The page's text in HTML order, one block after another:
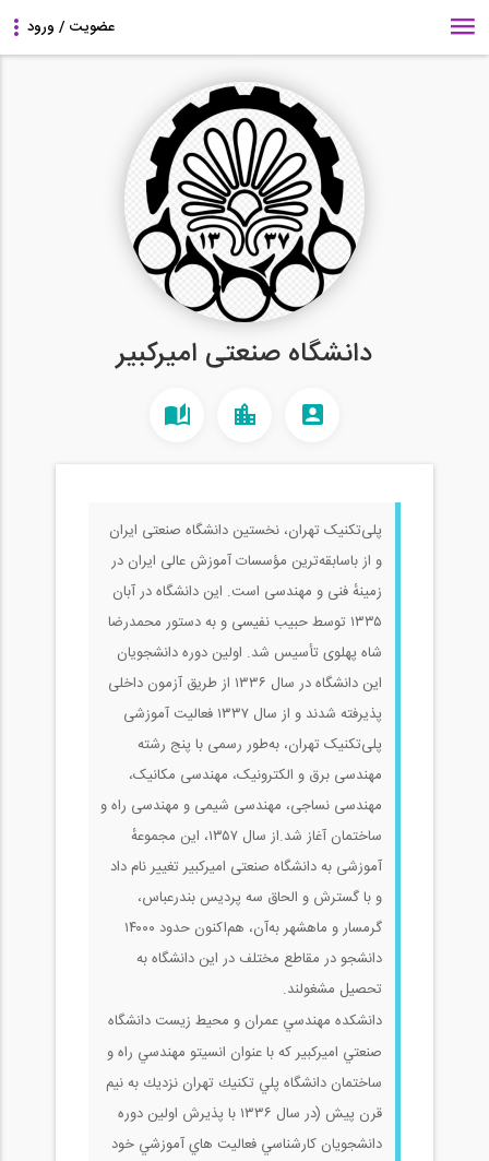
دانشگاه صنعتی امیرکبیر
پلی‌تکنیک تهران، نخستین دانشگاه صنعتی ایران
و از باسابقه‌ترین مؤسسات آموزش عالی ایران در
زمینهٔ فنی و مهندسی است. این دانشگاه در آبان
۱۳۳۵ توسط حبیب نفیسی و به دستور محمدرضا
شاه پهلوی تأسیس شد. اولین دوره دانشجویان
این دانشگاه در سال ۱۳۳۶ از طریق آزمون داخلی
پذیرفته‌ شدند و از سال ۱۳۳۷ فعالیت آموزشی
پلی‌تکنیک تهران، به‌طور رسمی با پنج رشته
مهندسی برق و الکترونیک، مهندسی مکانیک،
مهندسی نساجی، مهندسی شیمی و مهندسی راه و
ساختمان آغاز شد.از سال ۱۳۵۷، این مجموعهٔ
آموزشی به دانشگاه صنعتی امیرکبیر تغییر نام داد
و با گسترش و الحاق سه پردیس بندرعباس،
گرمسار و ماهشهر به‌آن، هم‌اکنون حدود ۱۴۰۰۰
دانشجو در مقاطع مختلف در این دانشگاه به
تحصیل مشغولند.
دانشكده مهندسي عمران و محيط زيست دانشگاه
صنعتي اميركبير كه با عنوان انسيتو مهندسي راه و
ساختمان دانشگاه پلي تكنيك تهران نزديك به نيم
قرن پيش (در سال ۱۳۳۶ با پذيرش اولين دوره
دانشجويان كارشناسي فعاليت هاي آموزشي خود